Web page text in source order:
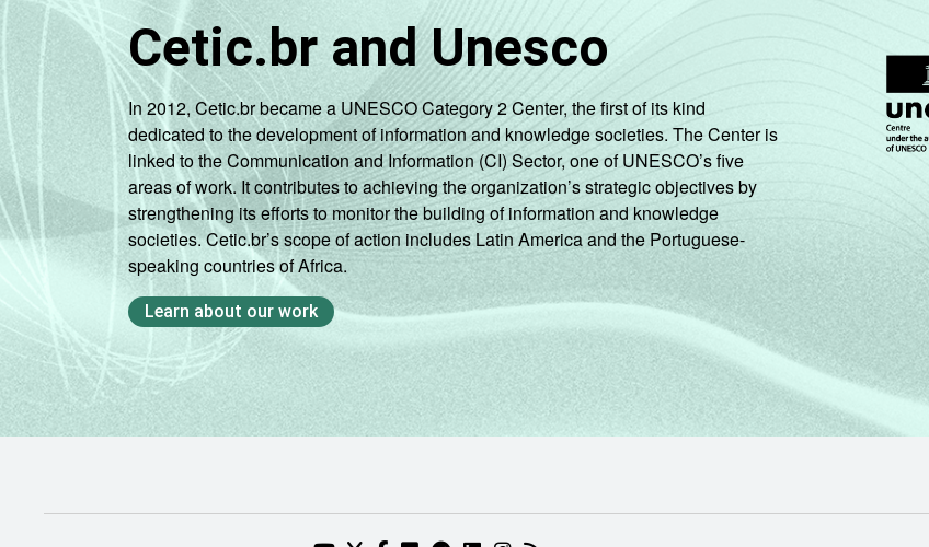
Cetic.br and Unesco
In 2012, Cetic.br became a UNESCO Category 2 Center, the first of its kind
dedicated to the development of information and knowledge societies. The Center is
linked to the Communication and Information (CI) Sector, one of UNESCO’s five
areas of work. It contributes to achieving the organization’s strategic objectives by
strengthening its efforts to monitor the building of information and knowledge
societies. Cetic.br’s scope of action includes Latin America and the Portuguese-
speaking countries of Africa.
Learn about our work